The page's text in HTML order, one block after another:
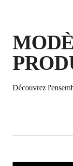
Découvrez